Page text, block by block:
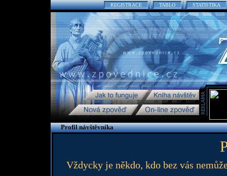
REGISTRACE TABLO STATISTIKA
Profil návštěvníka
Vždycky je někdo, kdo bez vás